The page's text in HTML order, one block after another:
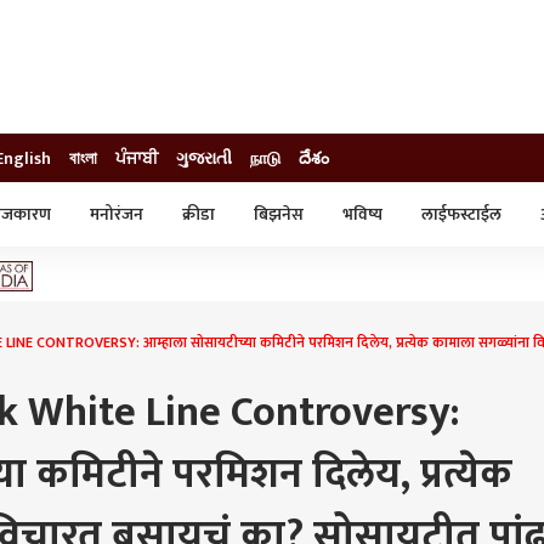
বাংলা ਪੰਜਾਬੀ ગુજરાતી நாடு దేశం
मनोरंजन क्रीडा बिझनेस भविष्य लाईफस्टाईल
CONTROVERSY: आम्हाला सोसायटीच्या कमिटीने परमिशन दिलेय, प्रत्येक कामाला सगळ्यांना
White Line Controversy:
कमिटीने परमिशन दिलेय, प्रत्येक